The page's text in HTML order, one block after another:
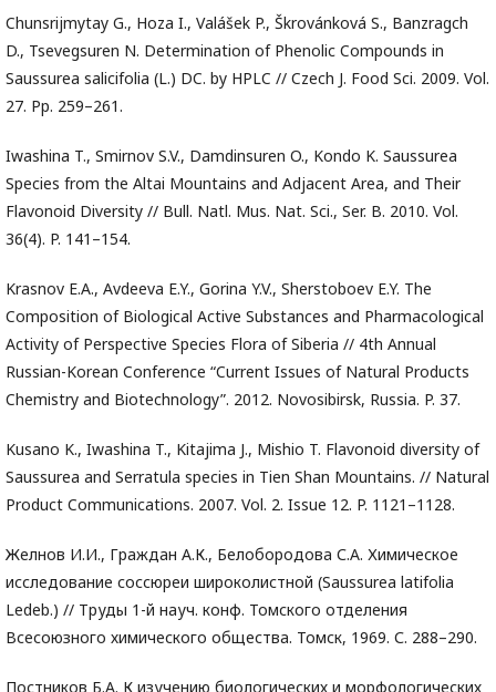
Chunsrijmytay G., Hoza I., Valášek P., Škrovánková S., Banzragch
D., Tsevegsuren N. Determination of Phenolic Compounds in
Saussurea salicifolia (L.) DC. by HPLC // Czech J. Food Sci. 2009. Vol.
27. Pp. 259–261.
Iwashina T., Smirnov S.V., Damdinsuren O., Kondo K. Saussurea
Species from the Altai Mountains and Adjacent Area, and Their
Flavonoid Diversity // Bull. Natl. Mus. Nat. Sci., Ser. B. 2010. Vol.
36(4). P. 141–154.
Krasnov E.A., Avdeeva E.Y., Gorina Y.V., Sherstoboev E.Y. The
Composition of Biological Active Substances and Pharmacological
Activity of Perspective Species Flora of Siberia // 4th Annual
Russian-Korean Conference “Current Issues of Natural Products
Chemistry and Biotechnology”. 2012. Novosibirsk, Russia. P. 37.
Kusano K., Iwashina T., Kitajima J., Mishio T. Flavonoid diversity of
Saussurea and Serratula species in Tien Shan Mountains. // Natural
Product Communications. 2007. Vol. 2. Issue 12. P. 1121–1128.
Желнов И.И., Граждан А.К., Белобородова С.А. Химическое
исследование соссюреи широколистной (Saussurea latifolia
Ledeb.) // Труды 1-й науч. конф. Томского отделения
Всесоюзного химического общества. Томск, 1969. С. 288–290.
Постников Б.А. К изучению биологических и морфологических